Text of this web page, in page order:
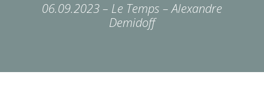
06.09.2023 – Le Temps – Alexandre
Demidoff